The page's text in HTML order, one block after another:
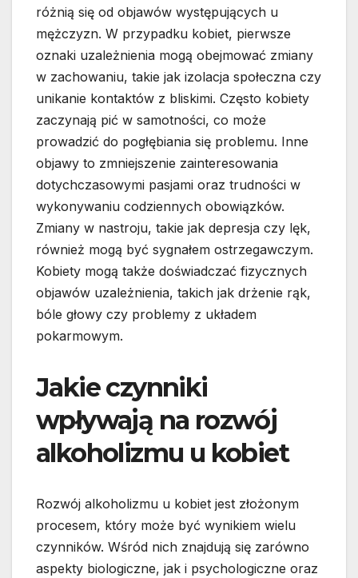
różnią się od objawów występujących u
mężczyzn. W przypadku kobiet, pierwsze
oznaki uzależnienia mogą obejmować zmiany
w zachowaniu, takie jak izolacja społeczna czy
unikanie kontaktów z bliskimi. Często kobiety
zaczynają pić w samotności, co może
prowadzić do pogłębiania się problemu. Inne
objawy to zmniejszenie zainteresowania
dotychczasowymi pasjami oraz trudności w
wykonywaniu codziennych obowiązków.
Zmiany w nastroju, takie jak depresja czy lęk,
również mogą być sygnałem ostrzegawczym.
Kobiety mogą także doświadczać fizycznych
objawów uzależnienia, takich jak drżenie rąk,
bóle głowy czy problemy z układem
pokarmowym.
Jakie czynniki
wpływają na rozwój
alkoholizmu u kobiet
Rozwój alkoholizmu u kobiet jest złożonym
procesem, który może być wynikiem wielu
czynników. Wśród nich znajdują się zarówno
aspekty biologiczne, jak i psychologiczne oraz